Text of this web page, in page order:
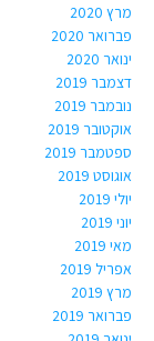
מרץ 2020
פברואר 2020
ינואר 2020
דצמבר 2019
נובמבר 2019
אוקטובר 2019
ספטמבר 2019
אוגוסט 2019
יולי 2019
יוני 2019
מאי 2019
אפריל 2019
מרץ 2019
פברואר 2019